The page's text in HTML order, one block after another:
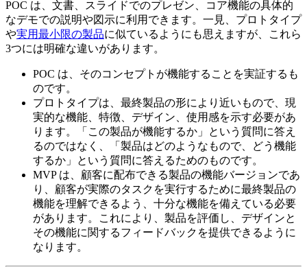
POC は、文書、スライドでのプレゼン、コア機能の具体的
なデモでの説明や図示に利用できます。一見、プロトタイプ
や実用最小限の製品に似ているようにも思えますが、これら
3つには明確な違いがあります。
POC は、そのコンセプトが機能することを実証するも
のです。
プロトタイプは、最終製品の形により近いもので、現
実的な機能、特徴、デザイン、使用感を示す必要があ
ります。「この製品が機能するか」という質問に答え
るのではなく、「製品はどのようなもので、どう機能
するか」という質問に答えるためのものです。
MVP は、顧客に配布できる製品の機能バージョンであ
り、顧客が実際のタスクを実行するために最終製品の
機能を理解できるよう、十分な機能を備えている必要
があります。これにより、製品を評価し、デザインと
その機能に関するフィードバックを提供できるように
なります。